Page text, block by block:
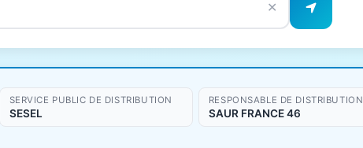
✕
SERVICE PUBLIC DE DISTRIBUTION
SESEL
RESPONSABLE DE DISTRIBUTION
SAUR FRANCE 46